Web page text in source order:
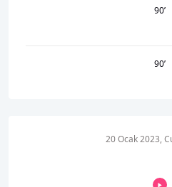
90’
90’
20 Ocak 2023,